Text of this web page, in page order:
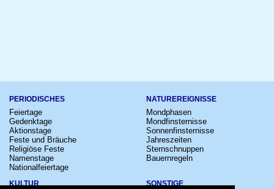
PERIODISCHES
Feiertage
Gedenktage
Aktionstage
Feste und Bräuche
Religiöse Feste
Namenstage
Nationalfeiertage
NATUREREIGNISSE
Mondphasen
Mondfinsternisse
Sonnenfinsternisse
Jahreszeiten
Sternschnuppen
Bauernregeln
KULTUR SONSTIGE